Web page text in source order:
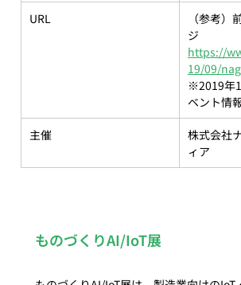
URL
（参考）
ジ
https://
19/09/
※2019年
ベント情
主催
株式会社
ィア
ものづくりAI/IoT展